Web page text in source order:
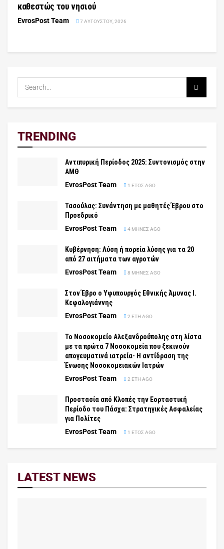
καθεστώς του νησιού
EvrosPost Team 7 ΑΥΓΟΎΣΤΟΥ, 2026
TRENDING
Αντιπυρική Περίοδος 2025: Συντονισμός στην
ΑΜΘ
EvrosPost Team
1 ΈΤΟΣ AGO
Τασούλας: Συνάντηση με μαθητές Έβρου στο
Προεδρικό
EvrosPost Team
4 ΜΉΝΕΣ AGO
Κυβέρνηση: Λύση ή πορεία λύσης για τα 20
από 27 αιτήματα των αγροτών
EvrosPost Team
8 ΜΉΝΕΣ AGO
Στον Έβρο ο Υφυπουργός Εθνικής Άμυνας Ι.
Κεφαλογιάννης
EvrosPost Team
2 ΈΤΗ AGO
Το Νοσοκομείο Αλεξανδρούπολης στη λίστα
με τα πρώτα 7 Νοσοκομεία που ξεκινούν
απογευματινά ιατρεία- Η αντίδραση της
Ένωσης Νοσοκομειακών Ιατρών
EvrosPost Team
2 ΈΤΗ AGO
Προστασία από Κλοπές την Εορταστική
Περίοδο του Πάσχα: Στρατηγικές Ασφαλείας
για Πολίτες
EvrosPost Team
1 ΈΤΟΣ AGO
LATEST NEWS